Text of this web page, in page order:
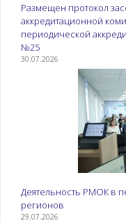
Размещен протокол
аккредитационной
периодической
№25
30.07.2026
Деятельность РМОК в
регионов
29.07.2026